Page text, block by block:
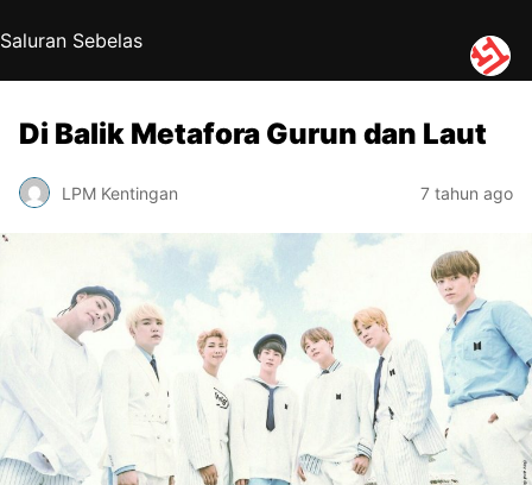
Saluran Sebelas
Di Balik Metafora Gurun dan Laut
LPM Kentingan 7 tahun ago